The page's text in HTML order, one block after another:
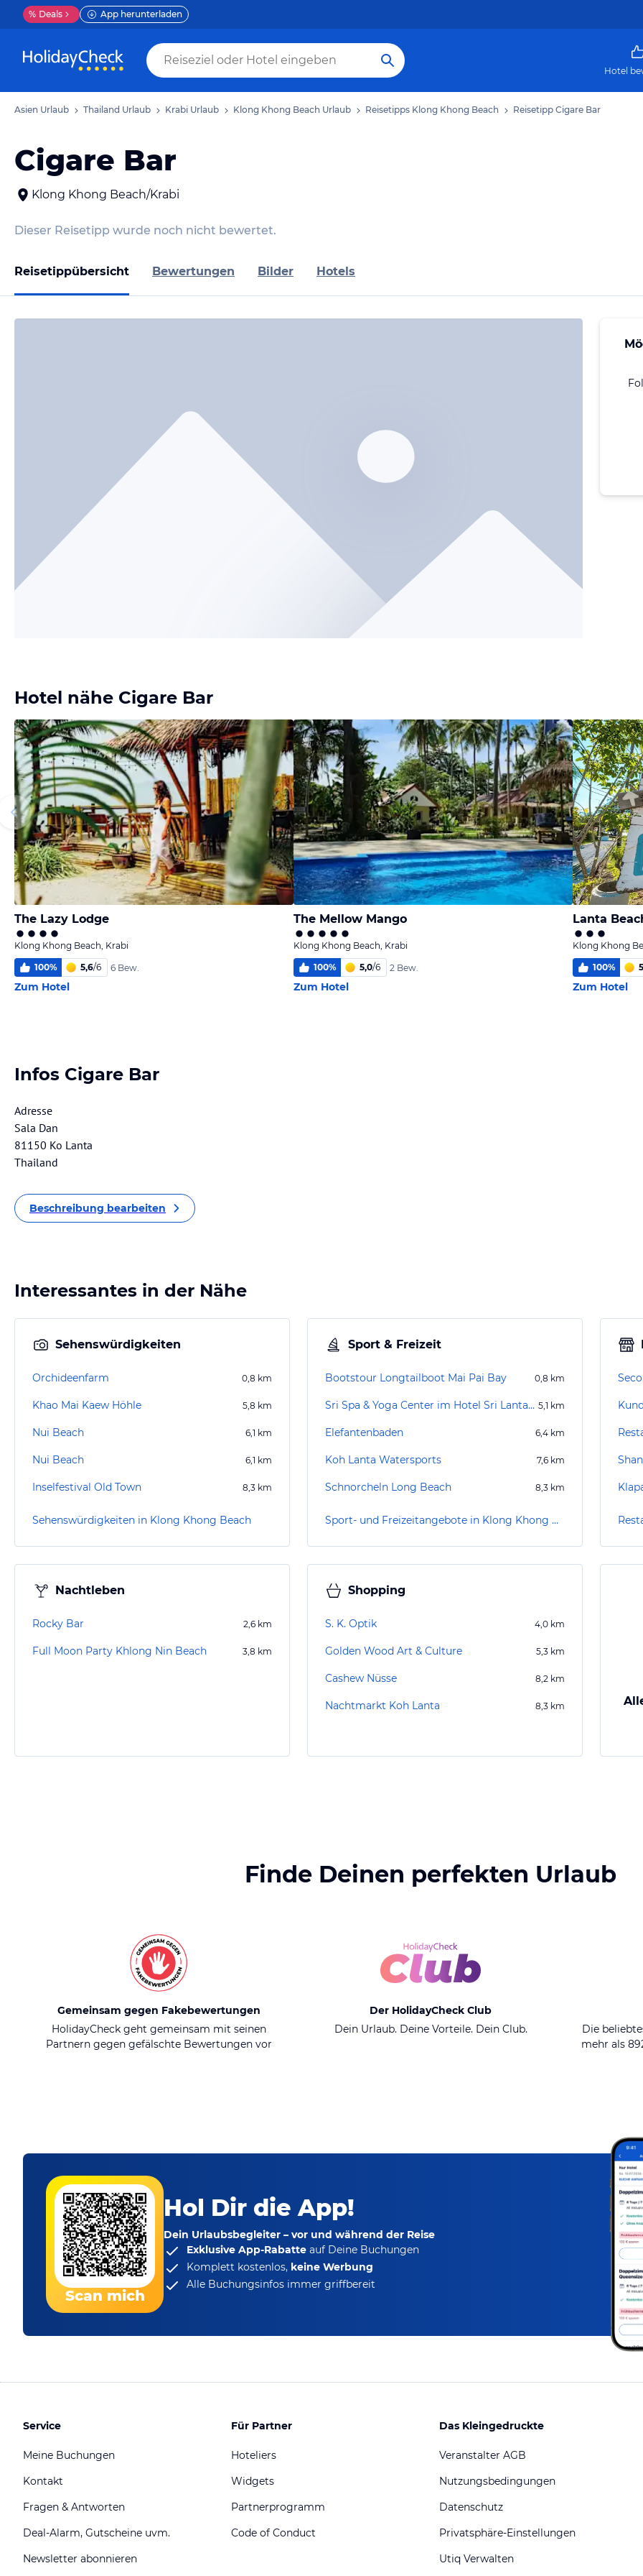
% Deals App herunterladen
Hotel
Asien Urlaub Thailand Urlaub Krabi Urlaub Klong Khong Beach Urlaub Reisetipps Klong Khong Beach Reisetipp Cigare Bar
Cigare Bar
Klong Khong Beach/Krabi
Dieser Reisetipp wurde noch nicht bewertet.
Reisetippübersicht Bewertungen Bilder Hotels
Hotel nähe Cigare Bar
The Lazy Lodge
Klong Khong Beach, Krabi
100% 5,6/6 6 Bew.
Zum Hotel
The Mellow Mango
Klong Khong Beach, Krabi
100% 5,0/6 2 Bew.
Zum Hotel
Lanta
Klong Khong
100%
Zum Hotel
Infos Cigare Bar
Adresse
Sala Dan
81150 Ko Lanta
Thailand
Beschreibung bearbeiten
Interessantes in der Nähe
Sehenswürdigkeiten
Orchideenfarm 0,8 km
Khao Mai Kaew Höhle 5,8 km
Nui Beach 6,1 km
Nui Beach 6,1 km
Inselfestival Old Town 8,3 km
Sehenswürdigkeiten in Klong Khong Beach
Sport & Freizeit
Bootstour Longtailboot Mai Pai Bay 0,8 km
Sri Spa & Yoga Center im Hotel Sri Lanta Resort 5,1 km
Elefantenbaden 6,4 km
Koh Lanta Watersports 7,6 km
Schnorcheln Long Beach 8,3 km
Sport- und Freizeitangebote in Klong Khong Beach
Nachtleben
Rocky Bar 2,6 km
Full Moon Party Khlong Nin Beach 3,8 km
Shopping
S. K. Optik 4,0 km
Golden Wood Art & Culture 5,3 km
Cashew Nüsse 8,2 km
Nachtmarkt Koh Lanta 8,3 km
Finde Deinen perfekten Urlaub
Gemeinsam gegen Fakebewertungen
HolidayCheck geht gemeinsam mit seinen
Partnern gegen gefälschte Bewertungen vor
Der HolidayCheck Club
Dein Urlaub. Deine Vorteile. Dein Club.
Die
mehr als
Scan mich
Hol Dir die App!
Dein Urlaubsbegleiter – vor und während der Reise
Exklusive App-Rabatte auf Deine Buchungen
Komplett kostenlos, keine Werbung
Alle Buchungsinfos immer griffbereit
Service
Meine Buchungen
Kontakt
Fragen & Antworten
Deal-Alarm, Gutscheine uvm.
Newsletter abonnieren
Für Partner
Hoteliers
Widgets
Partnerprogramm
Code of Conduct
Das Kleingedruckte
Veranstalter AGB
Nutzungsbedingungen
Datenschutz
Privatsphäre-Einstellungen
Utiq Verwalten